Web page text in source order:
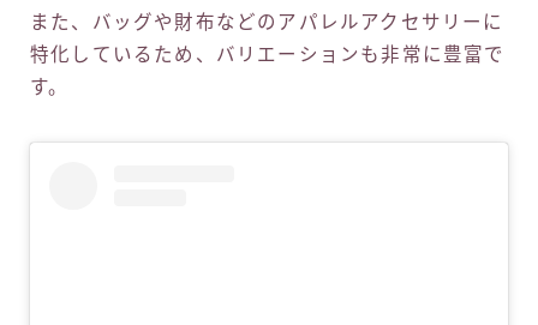
また、バッグや財布などのアパレルアクセサリーに
特化しているため、バリエーションも非常に豊富で
す。